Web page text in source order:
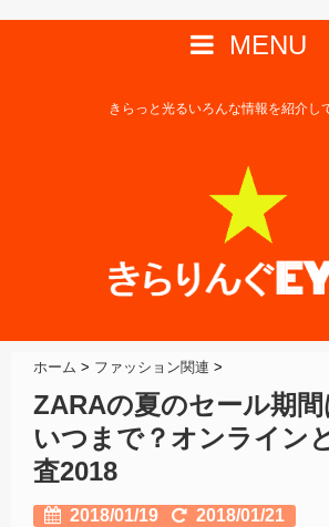
MENU
きらっと光るいろんな情報を紹介し
ホーム > ファッション関連 >
ZARAの夏のセール期
いつまで？オンライン
査2018
2018/01/19 2018/01/21